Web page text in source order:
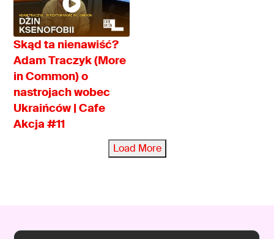
Skąd ta nienawiść?
Adam Traczyk (More
in Common) o
nastrojach wobec
Ukraińców | Cafe
Akcja #11
Load More